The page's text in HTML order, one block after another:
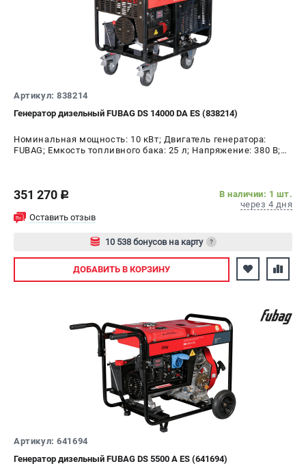
Генераторы бензиновые
Генераторы дизельные
ПОЛЕЗНЫЕ СТАТЬИ
Как выбрать бензопилу?
Как выбрать компрессор?
Как выбрать сварочный аппарат?
Сварочные полуавтоматы MIG/MAG
Сварочные аппараты TIG
Сварочные материалы
ТЕЛЕФОН (САНКТ-ПЕТЕРБУРГ)
+7 (812) 317-60-57
Информация размещённая на сайте не является публичной
Артикул: 838214
Генератор дизельный FUBAG DS 14000 DA ES (838214)
Номинальная мощность: 10 кВт; Двигатель генератора:
FUBAG; Емкость топливного бака: 25 л; Напряжение: 380 В;
351 270 c
В наличии: 1 шт.
через 4 дня
Оставить отзыв
10 538 бонусов на карту ?
Авторизуйтесь
ДОБАВИТЬ В КОРЗИНУ
Артикул: 641694
Генератор дизельный FUBAG DS 5500 A ES (641694)